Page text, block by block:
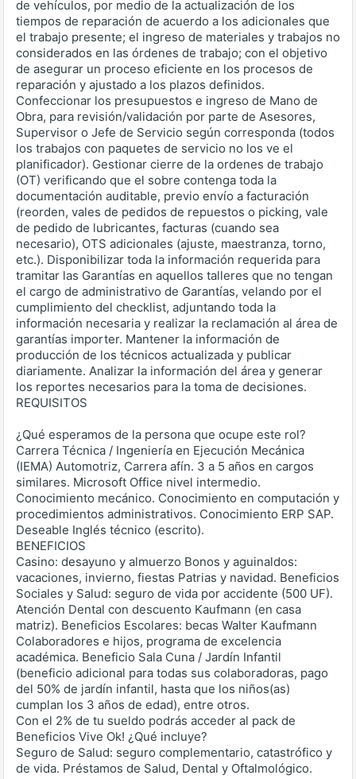
de vehículos, por medio de la actualización de los
tiempos de reparación de acuerdo a los adicionales que
el trabajo presente; el ingreso de materiales y trabajos no
considerados en las órdenes de trabajo; con el objetivo
de asegurar un proceso eficiente en los procesos de
reparación y ajustado a los plazos definidos.
Confeccionar los presupuestos e ingreso de Mano de
Obra, para revisión/validación por parte de Asesores,
Supervisor o Jefe de Servicio según corresponda (todos
los trabajos con paquetes de servicio no los ve el
planificador). Gestionar cierre de la ordenes de trabajo
(OT) verificando que el sobre contenga toda la
documentación auditable, previo envío a facturación
(reorden, vales de pedidos de repuestos o picking, vale
de pedido de lubricantes, facturas (cuando sea
necesario), OTS adicionales (ajuste, maestranza, torno,
etc.). Disponibilizar toda la información requerida para
tramitar las Garantías en aquellos talleres que no tengan
el cargo de administrativo de Garantías, velando por el
cumplimiento del checklist, adjuntando toda la
información necesaria y realizar la reclamación al área de
garantías importer. Mantener la información de
producción de los técnicos actualizada y publicar
diariamente. Analizar la información del área y generar
los reportes necesarios para la toma de decisiones.
REQUISITOS
¿Qué esperamos de la persona que ocupe este rol?
Carrera Técnica / Ingeniería en Ejecución Mecánica
(IEMA) Automotriz, Carrera afín. 3 a 5 años en cargos
similares. Microsoft Office nivel intermedio.
Conocimiento mecánico. Conocimiento en computación y
procedimientos administrativos. Conocimiento ERP SAP.
Deseable Inglés técnico (escrito).
BENEFICIOS
Casino: desayuno y almuerzo Bonos y aguinaldos:
vacaciones, invierno, fiestas Patrias y navidad. Beneficios
Sociales y Salud: seguro de vida por accidente (500 UF).
Atención Dental con descuento Kaufmann (en casa
matriz). Beneficios Escolares: becas Walter Kaufmann
Colaboradores e hijos, programa de excelencia
académica. Beneficio Sala Cuna / Jardín Infantil
(beneficio adicional para todas sus colaboradoras, pago
del 50% de jardín infantil, hasta que los niños(as)
cumplan los 3 años de edad), entre otros.
Con el 2% de tu sueldo podrás acceder al pack de
Beneficios Vive Ok! ¿Qué incluye?
Seguro de Salud: seguro complementario, catastrófico y
de vida. Préstamos de Salud, Dental y Oftalmológico.